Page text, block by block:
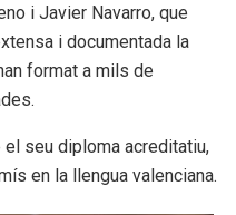
i Javier Navarro, que
i documentada la
format a mils de
seu diploma acreditatiu,
en la llengua valenciana.